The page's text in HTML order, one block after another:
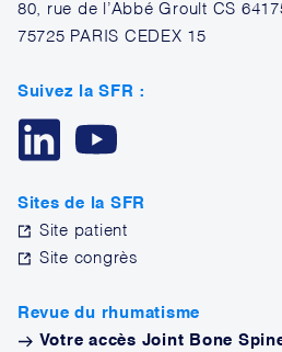
80, rue de l’Abbé Groult CS
75725 PARIS CEDEX 15
Suivez la SFR :
Sites de la SFR
Site patient
Site congrès
Revue du rhumatisme
Votre accès Joint Bone